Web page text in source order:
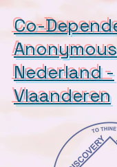
Co-
Anonymous
Nederland -
Vlaanderen